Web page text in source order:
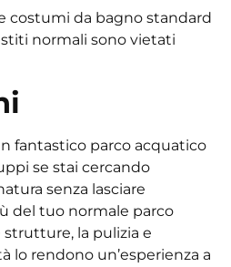
costumi da bagno standard
normali sono vietati
fantastico parco acquatico
se stai cercando
senza lasciare
del tuo normale parco
strutture, la pulizia e
lo rendono un’esperienza a